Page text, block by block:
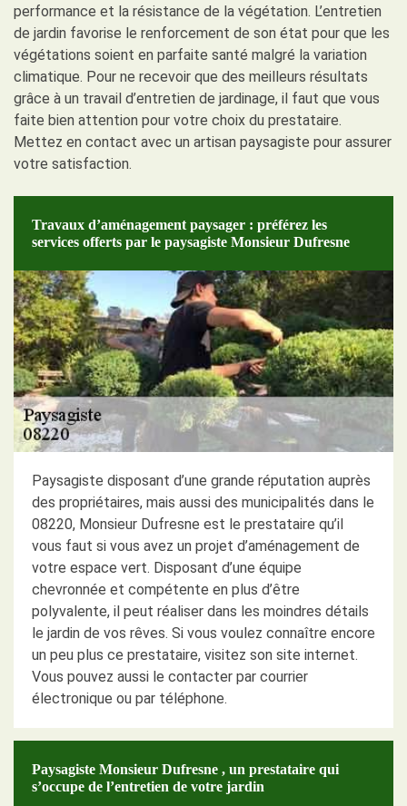
performance et la résistance de la végétation. L’entretien
de jardin favorise le renforcement de son état pour que les
végétations soient en parfaite santé malgré la variation
climatique. Pour ne recevoir que des meilleurs résultats
grâce à un travail d’entretien de jardinage, il faut que vous
faite bien attention pour votre choix du prestataire.
Mettez en contact avec un artisan paysagiste pour assurer
votre satisfaction.
Travaux d’aménagement paysager : préférez les
services offerts par le paysagiste Monsieur Dufresne
Paysagiste disposant d’une grande réputation auprès
des propriétaires, mais aussi des municipalités dans le
08220, Monsieur Dufresne est le prestataire qu’il
vous faut si vous avez un projet d’aménagement de
votre espace vert. Disposant d’une équipe
chevronnée et compétente en plus d’être
polyvalente, il peut réaliser dans les moindres détails
le jardin de vos rêves. Si vous voulez connaître encore
un peu plus ce prestataire, visitez son site internet.
Vous pouvez aussi le contacter par courrier
électronique ou par téléphone.
Paysagiste Monsieur Dufresne , un prestataire qui
s’occupe de l’entretien de votre jardin